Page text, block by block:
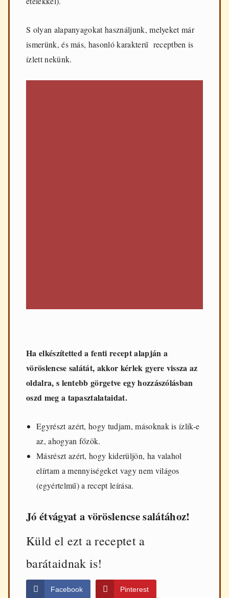
S olyan alapanyagokat használjunk, melyeket már
ismerünk, és más, hasonló karakterű receptben is
ízlett nekünk.
Ha elkészítetted a fenti recept alapján a
vöröslencse salátát, akkor kérlek gyere vissza az
oldalra, s lentebb görgetve egy hozzászólásban
oszd meg a tapasztalataidat.
Egyrészt azért, hogy tudjam, másoknak is ízlik-e
az, ahogyan főzök.
Másrészt azért, hogy kiderüljön, ha valahol
elírtam a mennyiségeket vagy nem világos
(egyértelmű) a recept leírása.
Jó étvágyat a vöröslencse salátához!
Küld el ezt a receptet a
barátaidnak is!
Facebook Pinterest